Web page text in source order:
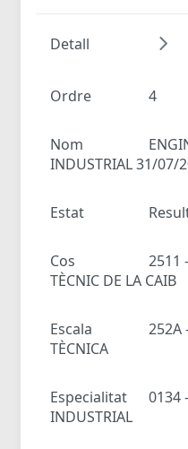
Detall
Ordre 4
Nom
INDUSTRIAL 31/07/
Estat
Cos
2511
TÈCNIC DE LA CAIB
Escala
252A
TÈCNICA
Especialitat
0134
INDUSTRIAL